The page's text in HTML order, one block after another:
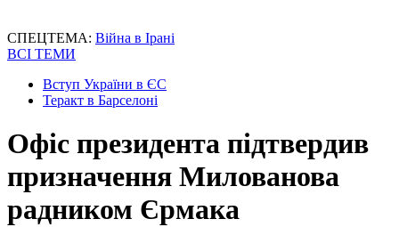
СПЕЦТЕМА: Війна в Ірані
ВСІ ТЕМИ
Вступ України в ЄС
Теракт в Барселоні
Офіс президента підтвердив
призначення Милованова
радником Єрмака